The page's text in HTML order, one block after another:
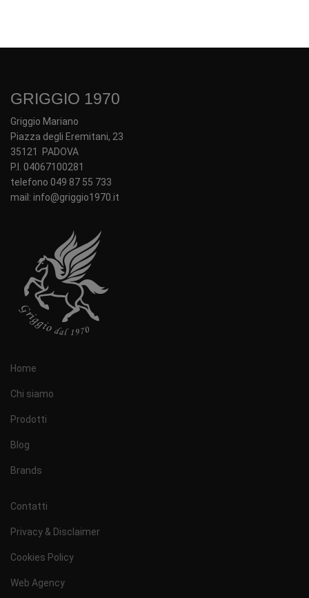
GRIGGIO 1970
Griggio Mariano
Piazza degli Eremitani, 23
35121 PADOVA
P.I. 04067100281
telefono 049 87 55 733
mail: info@griggio1970.it
Home
Chi siamo
Prodotti
Blog
Brands
Contatti
Privacy & Disclaimer
Cookies Policy
Web Agency